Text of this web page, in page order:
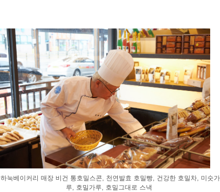
하눅베이커리 매장 비건 통호밀스콘, 천연발효 호밀빵, 건강한 호밀차, 미숫가
루, 호밀가루, 호밀그대로 스낵